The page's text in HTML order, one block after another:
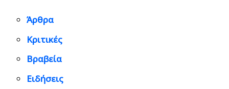
Άρθρα
Κριτικές
Βραβεία
Ειδήσεις